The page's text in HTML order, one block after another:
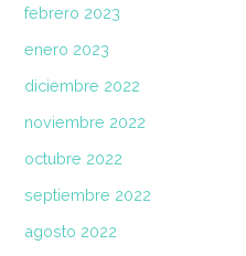
febrero 2023
enero 2023
diciembre 2022
noviembre 2022
octubre 2022
septiembre 2022
agosto 2022